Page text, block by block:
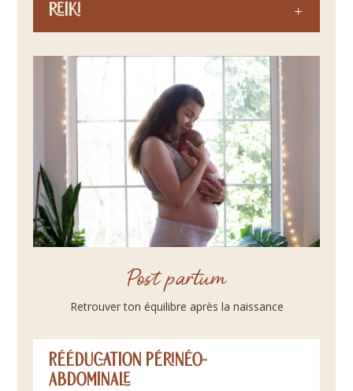
Reiki
Post partum
Retrouver ton équilibre après la naissance
Rééducation périnéo-
abdominale